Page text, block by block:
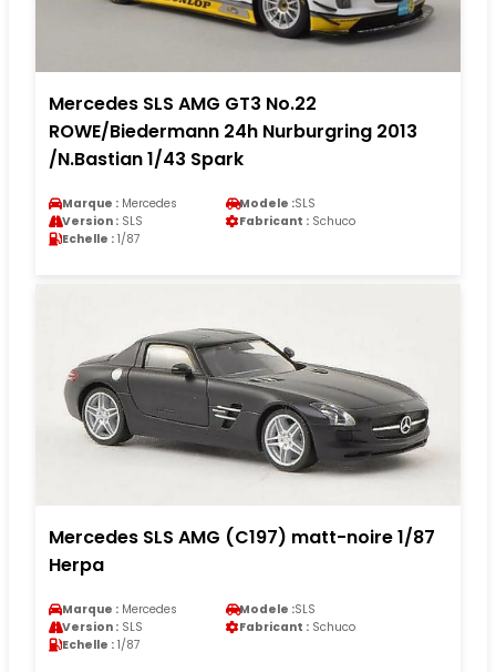
Mercedes SLS AMG GT3 No.22
ROWE/Biedermann 24h Nurburgring 2013
/N.Bastian 1/43 Spark
Marque : Mercedes Modele :SLS
Version : SLS Fabricant : Schuco
Echelle : 1/87
Mercedes SLS AMG (C197) matt-noire 1/87
Herpa
Marque : Mercedes Modele :SLS
Version : SLS Fabricant : Schuco
Echelle : 1/87